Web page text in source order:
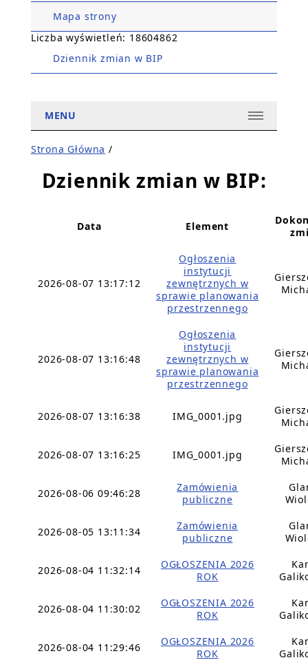
Mapa strony
Liczba wyświetleń: 18604862
Dziennik zmian w BIP
MENU
Strona Główna /
Dziennik zmian w BIP:
Data Element
2026-08-07 13:17:12
Ogłoszenia
instytucji
zewnętrznych w
sprawie planowania
przestrzennego
2026-08-07 13:16:48
Ogłoszenia
instytucji
zewnętrznych w
sprawie planowania
przestrzennego
2026-08-07 13:16:38 IMG_0001.jpg
2026-08-07 13:16:25 IMG_0001.jpg
2026-08-06 09:46:28
Zamówienia
publiczne
2026-08-05 13:11:34
Zamówienia
publiczne
2026-08-04 11:32:14
OGŁOSZENIA 2026
ROK
2026-08-04 11:30:02
OGŁOSZENIA 2026
ROK
2026-08-04 11:29:46
OGŁOSZENIA 2026
ROK